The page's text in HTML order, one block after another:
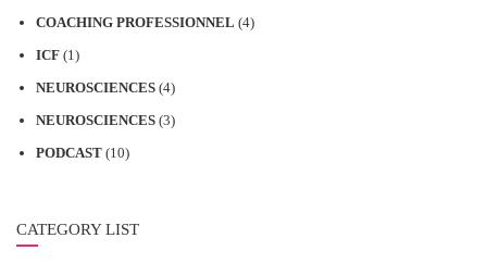
COACHING PROFESSIONNEL (4)
ICF (1)
NEUROSCIENCES (4)
NEUROSCIENCES (3)
PODCAST (10)
CATEGORY LIST